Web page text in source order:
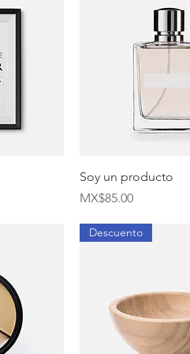
Quick View
Soy un producto
Price
MX$85.00
Descuento